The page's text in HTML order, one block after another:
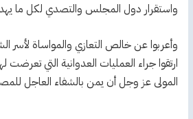
واستقرار دول المجلس والتصدي لكل ما
وأعربوا عن خالص التعازي والمواساة لأسر
ارتقوا جراء العمليات العدوانية التي
المولى عز وجل أن يمن بالشفاء العاجل